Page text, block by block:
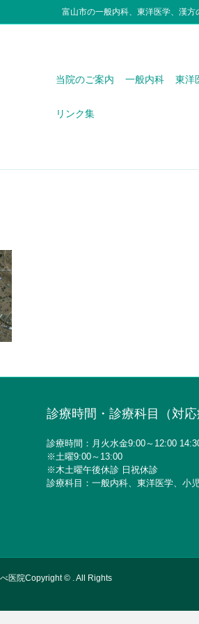
富山市の一般内科、東洋医学、漢方
当院のご案内 一般内科 東洋
リンク集
診療時間・診療科目（対応
診療時間：月火水金9:00～12:00
※土曜9:00～13:00
※木土曜午後休診 日祝休診
診療科目：一般内科、東洋医学、小
医院Copyright © . All Rights